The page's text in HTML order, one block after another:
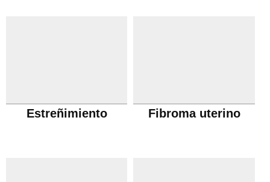
Estreñimiento Fibroma uterino